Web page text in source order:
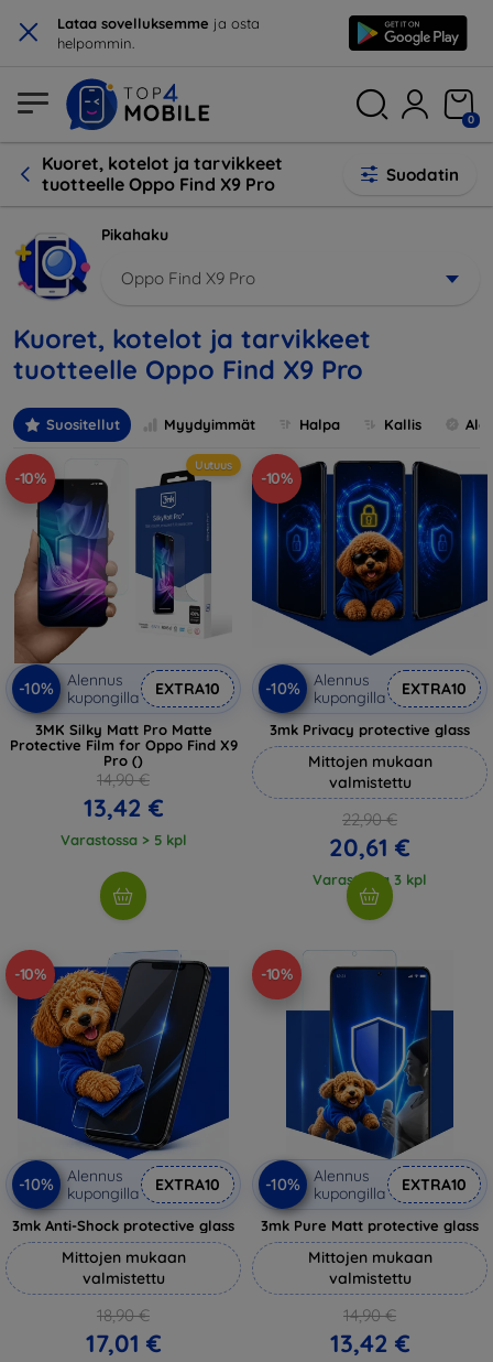
× Lataa sovelluksemme ja osta
helpommin.
0
Kuoret, kotelot ja tarvikkeet
tuotteelle Oppo Find X9 Pro
Suodatin
Pikahaku
Oppo Find X9 Pro
Kuoret, kotelot ja tarvikkeet
tuotteelle Oppo Find X9 Pro
Suositellut Myydyimmät Halpa Kallis
-10%
Uutuus
-10%
Alennus
kupongilla
EXTRA10
3MK Silky Matt Pro Matte
Protective Film for Oppo Find X9
Pro ()
14,90 €
13,42 €
Varastossa > 5 kpl
-10%
-10%
Alennus
kupongilla
EXTRA10
3mk Privacy protective glass
Mittojen mukaan
valmistettu
22,90 €
20,61 €
Varastossa 3 kpl
-10%
-10%
Alennus
kupongilla
EXTRA10
3mk Anti-Shock protective glass
Mittojen mukaan
valmistettu
18,90 €
17,01 €
-10%
-10%
Alennus
kupongilla
EXTRA10
3mk Pure Matt protective glass
Mittojen mukaan
valmistettu
14,90 €
13,42 €